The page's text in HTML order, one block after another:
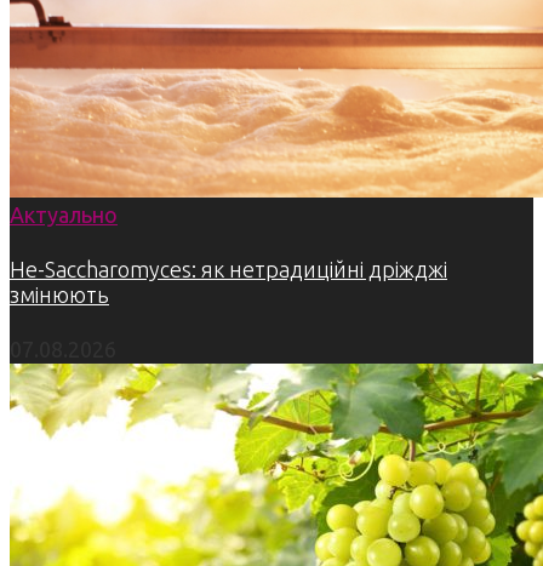
Актуально
Не-Saccharomyces: як нетрадиційні дріжджі
змінюють